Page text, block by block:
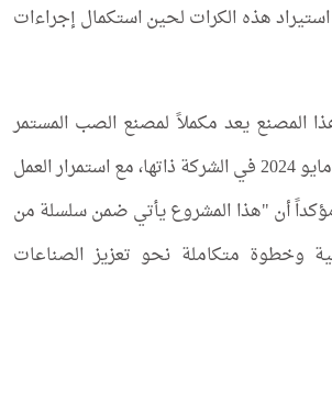
استيراد هذه الكرات لحين استكمال إجراءات
المصنع يعد مكملاً لمصنع الصب المستمر
الذي تم افتتاحه في مايو 2024 في الشركة ذاتها، مع استمرار العمل
أن "هذا المشروع يأتي ضمن سلسلة من
وخطوة متكاملة نحو تعزيز الصناعات